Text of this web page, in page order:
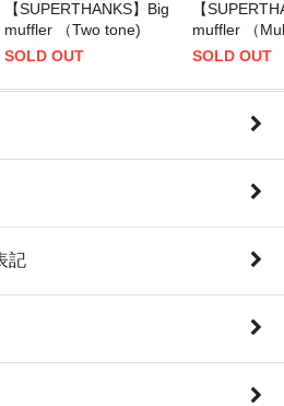
【SUPERTHANKS】Big
muffler （Two tone)
SOLD OUT
【
muffler （
SOLD OUT
記